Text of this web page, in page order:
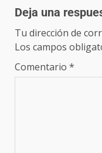
Deja una
Tu dirección de
Los campos
Comentario *